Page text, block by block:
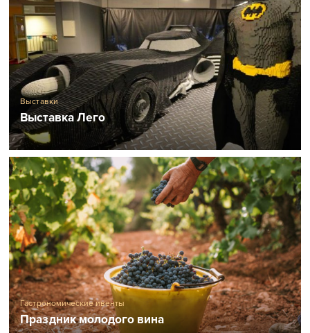
Выставки
Выставка Лего
Гастрономические ивенты
Праздник молодого вина